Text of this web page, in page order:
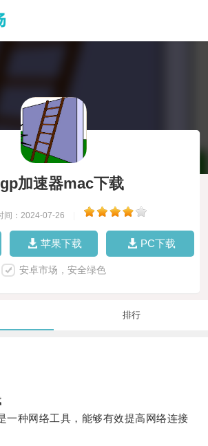
加速器mac下载
间：2024-07-26
苹果下载 PC下载
安卓市场，安全绿色
排行
种网络工具，能够有效提高网络连接